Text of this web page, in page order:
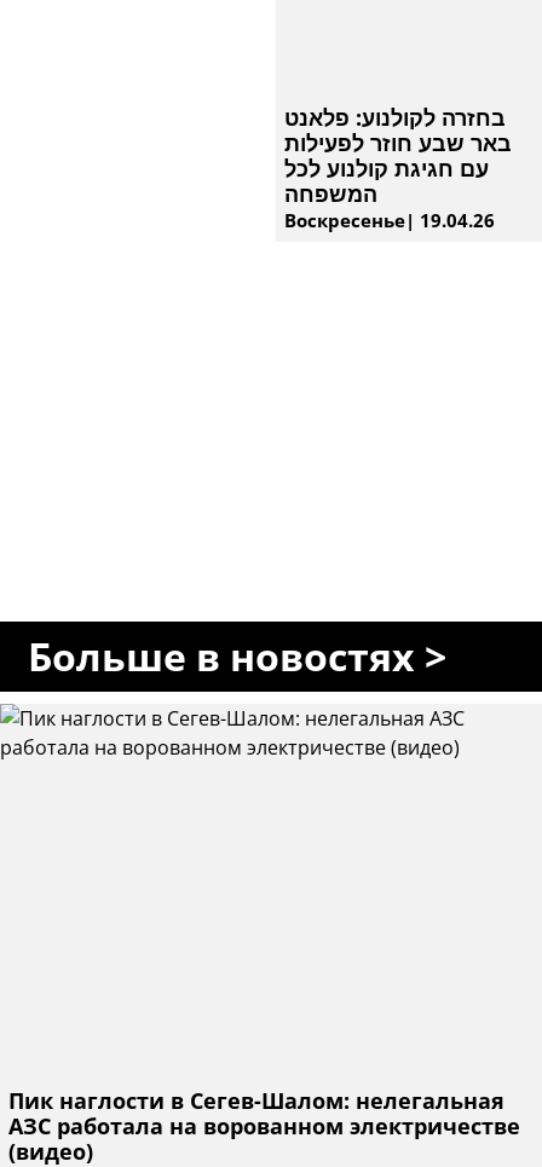
בחזרה לקולנוע: פלאנט
באר שבע חוזר לפעילות
עם חגיגת קולנוע לכל
המשפחה
Воскресенье| 19.04.26
Больше в новостях >
Пик наглости в Сегев-Шалом: нелегальная
АЗС работала на ворованном электричестве
(видео)